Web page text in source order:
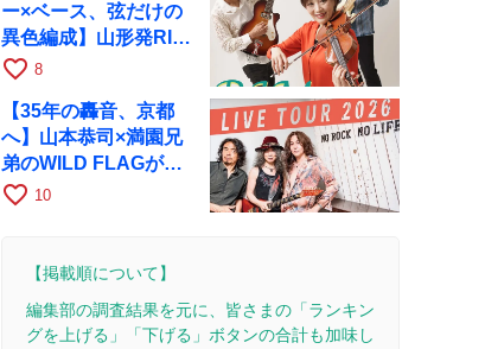
ー×ベース、弦だけの
異色編成】山形発RIM
が初全国ツアーで8月
favorite_border 8
【35年の轟音、京都
へ】山本恭司×満園兄
弟のWILD FLAGが8
月6日にRAGでライブ
favorite_border 10
【掲載順について】
編集部の調査結果を元に、皆さまの「ランキン
グを上げる」「下げる」ボタンの合計も加味し